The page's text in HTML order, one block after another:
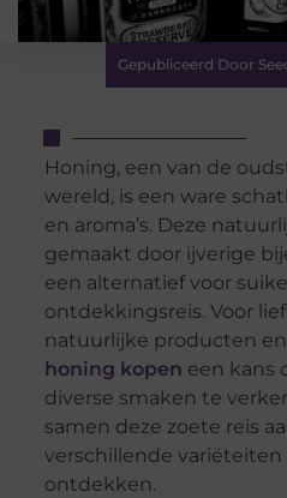
Gepubliceerd Door
Honing, een van de
wereld, is een ware
en aroma’s. Deze
gemaakt door ijverige
een alternatief voor
ontdekkingsreis. Voor
natuurlijke producten
honing kopen een kans
diverse smaken te
samen deze zoete reis
verschillende variëteiten
ontdekken.